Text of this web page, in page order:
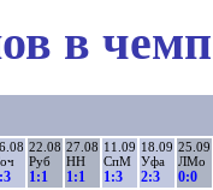
в
22.08
Руб
1:1
27.08
НН
1:1
11.09
СпМ
1:3
18.09
Уфа
2:3
25.09
ЛМо
0:0